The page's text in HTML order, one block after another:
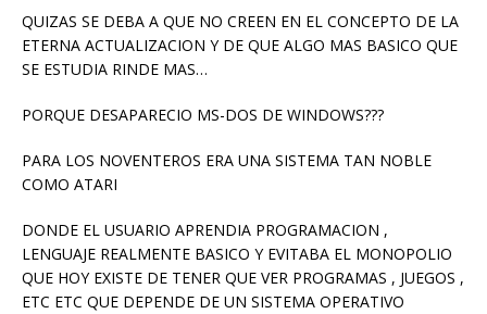
QUIZAS SE DEBA A QUE NO CREEN EN EL CONCEPTO DE LA
ETERNA ACTUALIZACION Y DE QUE ALGO MAS BASICO QUE
SE ESTUDIA RINDE MAS…
PORQUE DESAPARECIO MS-DOS DE WINDOWS???
PARA LOS NOVENTEROS ERA UNA SISTEMA TAN NOBLE
COMO ATARI
DONDE EL USUARIO APRENDIA PROGRAMACION ,
LENGUAJE REALMENTE BASICO Y EVITABA EL MONOPOLIO
QUE HOY EXISTE DE TENER QUE VER PROGRAMAS , JUEGOS ,
ETC ETC QUE DEPENDE DE UN SISTEMA OPERATIVO